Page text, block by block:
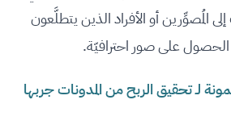
المُصوِّرين أو الأفراد الذين يتطلَّعون
على صور احترافيّة.
لـ تحقيق الربح من المدونات جربها